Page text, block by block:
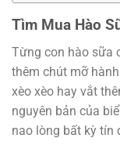
Tìm Mua Hào
Từng con hào sữa
thêm chút mỡ
xèo xèo hay vắt
nguyên bản của
nao lòng bất kỳ tín